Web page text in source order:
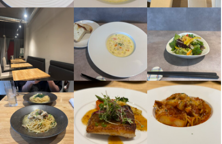
わからないことはすぐに相談できる雰囲気があり、未経験やブラ
ンクがある方も安心して成長できる体制を整えています。
この仕事のおすすめポイント
【本格フレンチの技術が身につく】
一流シェフのもとでフレンチや創作料理の調理技術を基礎から応
用まで学べます。未経験の方も丁寧な指導があるので、着実にス
キルアップできる環境です！
【充実の待遇で安心して働ける】
お店の採用担当者からのメッセージ
少しでも興味をお持ちでしたらぜひお気軽にご応募ください！一
度、カジュアルにお話しましょう!ご応募を心よりお待ちしており
ます!
店名
SRY+ IZAKAYA French Italian Creation とうきょうスカイツリー駅
前店